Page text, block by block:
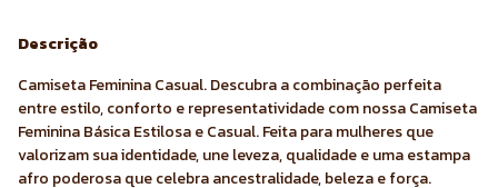
Descrição
Camiseta Feminina Casual. Descubra a combinação perfeita
entre estilo, conforto e representatividade com nossa Camiseta
Feminina Básica Estilosa e Casual. Feita para mulheres que
valorizam sua identidade, une leveza, qualidade e uma estampa
afro poderosa que celebra ancestralidade, beleza e força.